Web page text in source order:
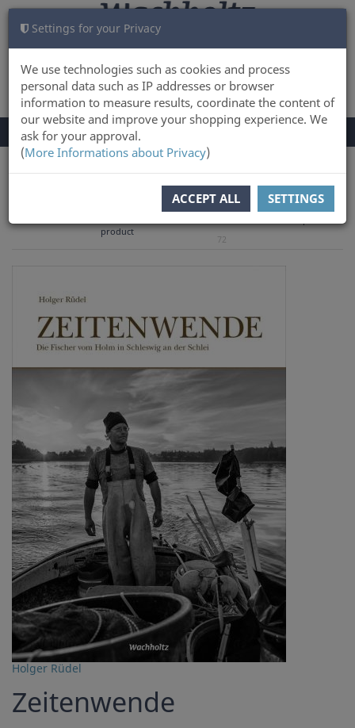
Settings for your Privacy
We use technologies such as cookies and process
personal data such as IP addresses or browser
information to measure results, coordinate the content of
our website and improve your shopping experience. We
ask for your approval.
(More Informations about Privacy)
ACCEPT ALL SETTINGS
LOG IN CART 0
TOGGLE
NAVIGATION
Menu
product
72
Holger Rüdel
Zeitenwende